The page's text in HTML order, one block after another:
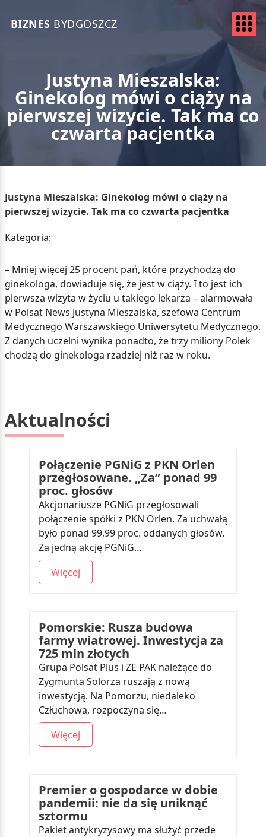
BIZNES BYDGOSZCZ
Justyna Mieszalska:
Ginekolog mówi o ciąży na
pierwszej wizycie. Tak ma co
czwarta pacjentka
Justyna Mieszalska: Ginekolog mówi o ciąży na
pierwszej wizycie. Tak ma co czwarta pacjentka
Kategoria:
– Mniej więcej 25 procent pań, które przychodzą do
ginekologa, dowiaduje się, że jest w ciąży. I to jest ich
pierwsza wizyta w życiu u takiego lekarza – alarmowała
w Polsat News Justyna Mieszalska, szefowa Centrum
Medycznego Warszawskiego Uniwersytetu Medycznego.
Z danych uczelni wynika ponadto, że trzy miliony Polek
chodzą do ginekologa rzadziej niż raz w roku.
Aktualności
Połączenie PGNiG z PKN Orlen
przegłosowane. „Za” ponad 99
proc. głosów
Akcjonariusze PGNiG przegłosowali
połączenie spółki z PKN Orlen. Za uchwałą
było ponad 99,99 proc. oddanych głosów.
Za jedną akcję PGNiG…
Więcej
Pomorskie: Rusza budowa
farmy wiatrowej. Inwestycja za
725 mln złotych
Grupa Polsat Plus i ZE PAK należące do
Zygmunta Solorza ruszają z nową
inwestycją. Na Pomorzu, niedaleko
Człuchowa, rozpoczyna się…
Więcej
Premier o gospodarce w dobie
pandemii: nie da się uniknąć
sztormu
Pakiet antykryzysowy ma służyć przede